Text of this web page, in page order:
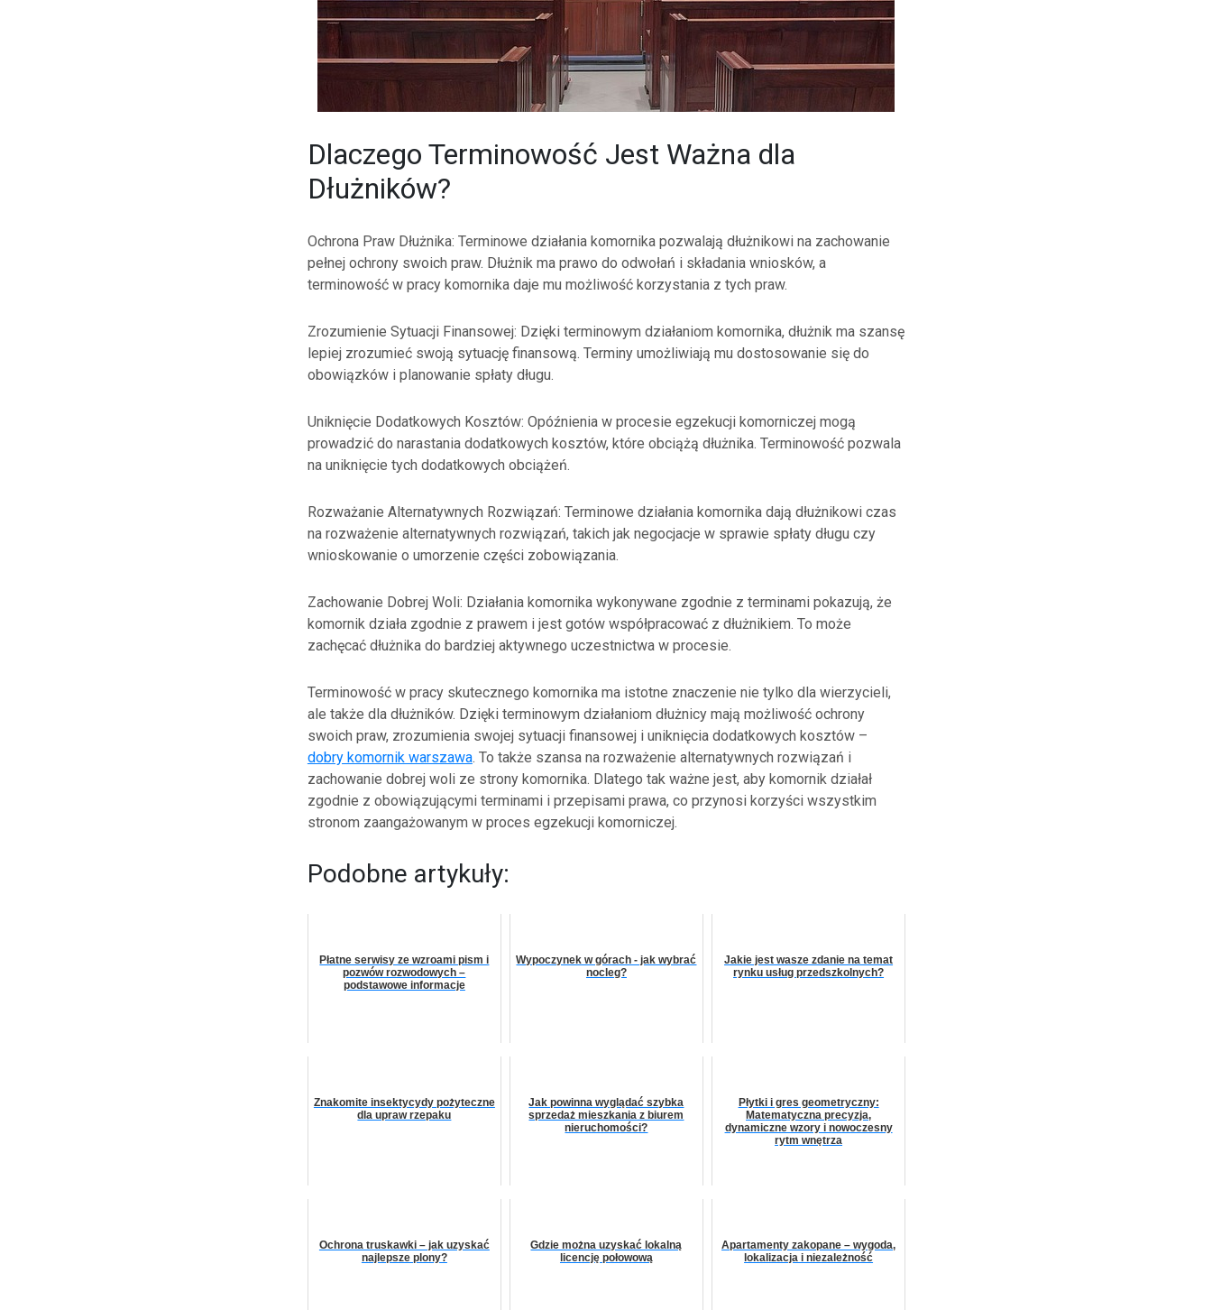
Dlaczego Terminowość Jest Ważna dla
Dłużników?
Ochrona Praw Dłużnika: Terminowe działania komornika pozwalają dłużnikowi na zachowanie
pełnej ochrony swoich praw. Dłużnik ma prawo do odwołań i składania wniosków, a
terminowość w pracy komornika daje mu możliwość korzystania z tych praw.
Zrozumienie Sytuacji Finansowej: Dzięki terminowym działaniom komornika, dłużnik ma szansę
lepiej zrozumieć swoją sytuację finansową. Terminy umożliwiają mu dostosowanie się do
obowiązków i planowanie spłaty długu.
Uniknięcie Dodatkowych Kosztów: Opóźnienia w procesie egzekucji komorniczej mogą
prowadzić do narastania dodatkowych kosztów, które obciążą dłużnika. Terminowość pozwala
na uniknięcie tych dodatkowych obciążeń.
Rozważanie Alternatywnych Rozwiązań: Terminowe działania komornika dają dłużnikowi czas
na rozważenie alternatywnych rozwiązań, takich jak negocjacje w sprawie spłaty długu czy
wnioskowanie o umorzenie części zobowiązania.
Zachowanie Dobrej Woli: Działania komornika wykonywane zgodnie z terminami pokazują, że
komornik działa zgodnie z prawem i jest gotów współpracować z dłużnikiem. To może
zachęcać dłużnika do bardziej aktywnego uczestnictwa w procesie.
Terminowość w pracy skutecznego komornika ma istotne znaczenie nie tylko dla wierzycieli,
ale także dla dłużników. Dzięki terminowym działaniom dłużnicy mają możliwość ochrony
swoich praw, zrozumienia swojej sytuacji finansowej i uniknięcia dodatkowych kosztów –
dobry komornik warszawa. To także szansa na rozważenie alternatywnych rozwiązań i
zachowanie dobrej woli ze strony komornika. Dlatego tak ważne jest, aby komornik działał
zgodnie z obowiązującymi terminami i przepisami prawa, co przynosi korzyści wszystkim
stronom zaangażowanym w proces egzekucji komorniczej.
Podobne artykuły:
Płatne serwisy ze wzroami pism i
pozwów rozwodowych –
podstawowe informacje
Wypoczynek w górach - jak wybrać
nocleg?
Jakie jest wasze zdanie na temat
rynku usług przedszkolnych?
Znakomite insektycydy pożyteczne
dla upraw rzepaku
Jak powinna wyglądać szybka
sprzedaż mieszkania z biurem
nieruchomości?
Płytki i gres geometryczny:
Matematyczna precyzja,
dynamiczne wzory i nowoczesny
rytm wnętrza
Ochrona truskawki – jak uzyskać
najlepsze plony?
Gdzie można uzyskać lokalną
licencję połowową
Apartamenty zakopane – wygoda,
lokalizacja i niezależność